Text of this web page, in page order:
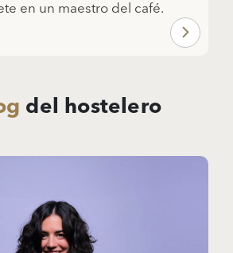
en un maestro del café.
del hostelero